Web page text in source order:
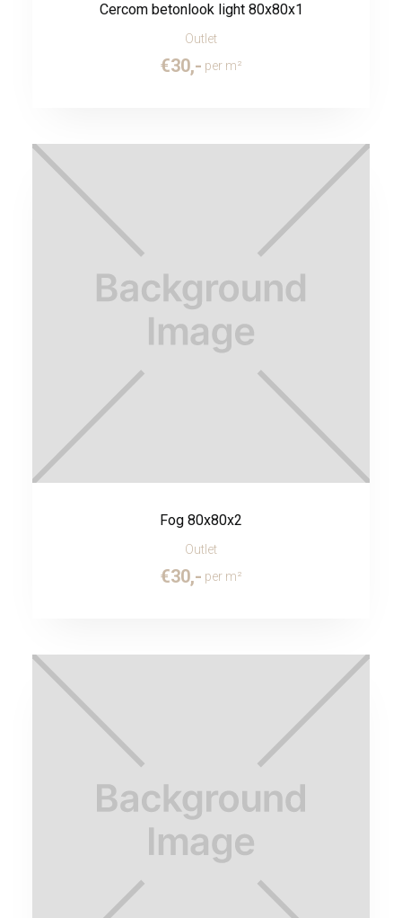
Cercom betonlook light 80x80x1
Outlet
€30,- per m²
Fog 80x80x2
Outlet
€30,- per m²